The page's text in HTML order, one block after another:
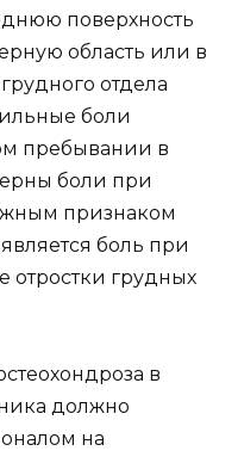
поверхность
область или в
отдела
боли
пребывании в
боли при
признаком
боль при
отростки грудных
в
должно
на